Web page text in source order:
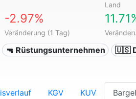
Land
-2.97%
Veränderung (1 Tag)
🔫 Rüstungsunternehmen 🇺🇸
KGV KUV